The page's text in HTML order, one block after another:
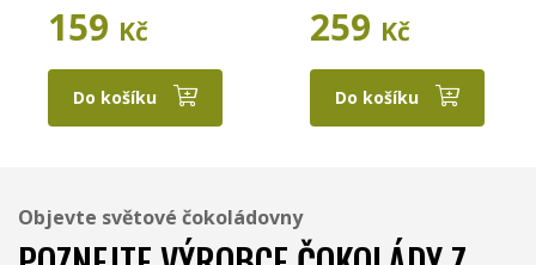
159 Kč
Do košíku
259 Kč
Do košíku
Objevte světové čokoládovny